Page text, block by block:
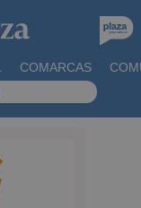
COMARCAS